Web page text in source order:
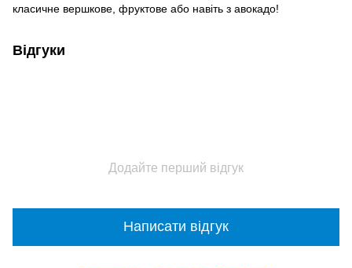
класичне вершкове, фруктове або навіть з авокадо!
Відгуки
Додайте перший відгук
Написати відгук